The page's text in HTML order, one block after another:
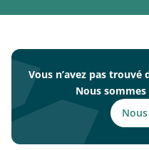
Vous n’avez pas
Nous